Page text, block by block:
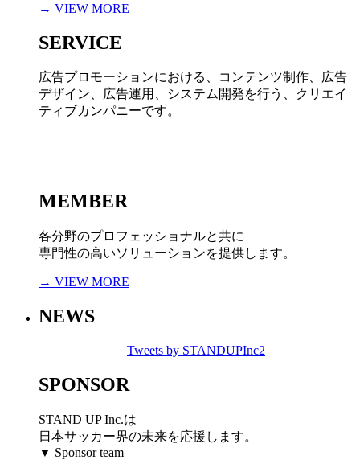
→ VIEW MORE
SERVICE
広告プロモーションにおける、コンテンツ制作、広告
デザイン、広告運用、システム開発を行う、
クリエイ
ティブカンパニーです。
MEMBER
各分野のプロフェッショナルと共に
専門性の高いソリューションを提供します。
→ VIEW MORE
NEWS
Tweets by STANDUPInc2
SPONSOR
STAND UP Inc.は
日本サッカー界の未来を応援します。
▼ Sponsor team